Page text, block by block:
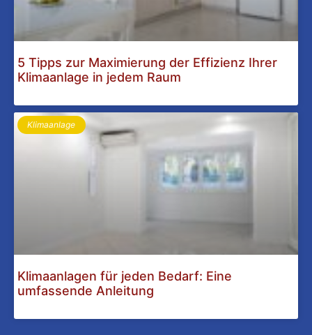
5 Tipps zur Maximierung der Effizienz Ihrer
Klimaanlage in jedem Raum
Klimaanlage
Klimaanlagen für jeden Bedarf: Eine
umfassende Anleitung